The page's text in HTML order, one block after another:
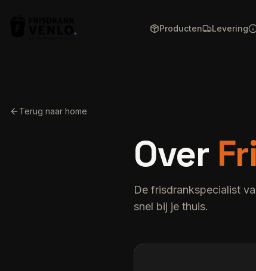
Producten Levering
Terug naar home
Over
De frisdrankspecialist
snel bij je thuis.